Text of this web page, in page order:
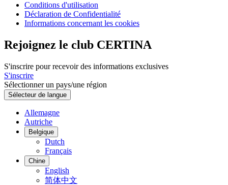
Conditions d'utilisation
Déclaration de Confidentialité
Informations concernant les cookies
Rejoignez le club CERTINA
S'inscrire pour recevoir des informations exclusives
S'inscrire
Sélectionner un pays/une région
Sélecteur de langue
Allemagne
Autriche
Belgique
Dutch
Français
Chine
English
简体中文